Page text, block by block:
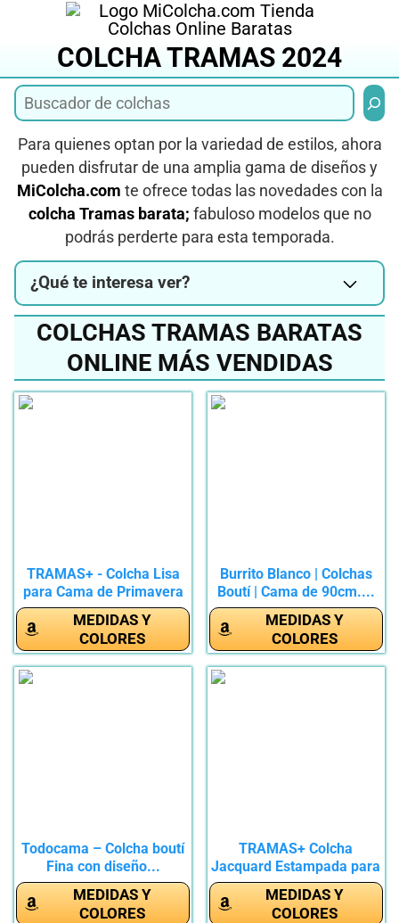
contenidoCOLCHA TRAMAS 2024
Para quienes optan por la variedad de estilos, ahora
pueden disfrutar de una amplia gama de diseños y
MiColcha.com te ofrece todas las novedades con la
colcha Tramas barata; fabuloso modelos que no
podrás perderte para esta temporada.
¿Qué te interesa ver?
COLCHAS TRAMAS BARATAS
ONLINE MÁS VENDIDAS
TRAMAS+ - Colcha Lisa
para Cama de Primavera
y...
MEDIDAS Y
COLORES
Burrito Blanco | Colchas
Boutí | Cama de 90cm....
MEDIDAS Y
COLORES
Todocama – Colcha boutí
Fina con diseño...
MEDIDAS Y
COLORES
TRAMAS+ Colcha
Jacquard Estampada para
Cama,...
MEDIDAS Y
COLORES